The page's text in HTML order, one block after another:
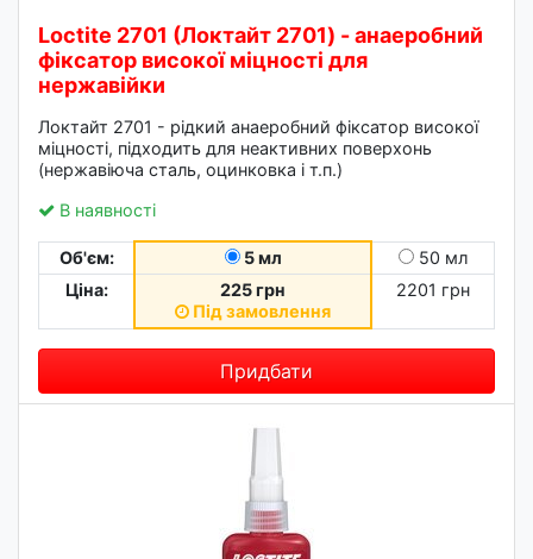
Loctite 2701 (Локтайт 2701) - анаеробний
фіксатор високої міцності для
нержавійки
Локтайт 2701 - рідкий анаеробний фіксатор високої
міцності, підходить для неактивних поверхонь
(нержавіюча сталь, оцинковка і т.п.)
В наявності
Об'єм: 5 мл
50 мл
Ціна:
225 грн
Під замовлення
2201 грн
Придбати